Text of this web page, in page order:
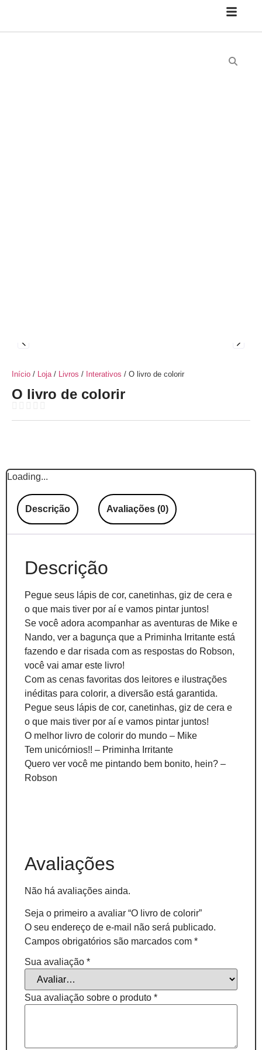
Início / Loja/ Livros / Interativos / O livro de colorir
O livro de colorir
Loading...
Descrição Avaliações (0)
Descrição
Pegue seus lápis de cor, canetinhas, giz de cera e
o que mais tiver por aí e vamos pintar juntos!
Se você adora acompanhar as aventuras de Mike e
Nando, ver a bagunça que a Priminha Irritante está
fazendo e dar risada com as respostas do Robson,
você vai amar este livro!
Com as cenas favoritas dos leitores e ilustrações
inéditas para colorir, a diversão está garantida.
Pegue seus lápis de cor, canetinhas, giz de cera e
o que mais tiver por aí e vamos pintar juntos!
O melhor livro de colorir do mundo – Mike
Tem unicórnios!! – Priminha Irritante
Quero ver você me pintando bem bonito, hein? –
Robson
Avaliações
Não há avaliações ainda.
Seja o primeiro a avaliar “O livro de colorir”
O seu endereço de e-mail não será publicado.
Campos obrigatórios são marcados com *
Sua avaliação *
Sua avaliação sobre o produto *